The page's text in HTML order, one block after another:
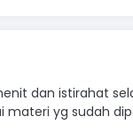
dan istirahat
materi yg sudah